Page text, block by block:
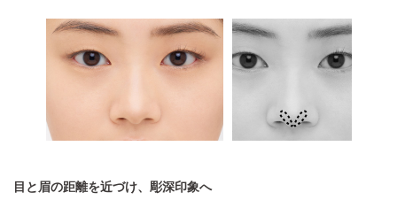
目と眉の距離を近づけ、彫深印象へ